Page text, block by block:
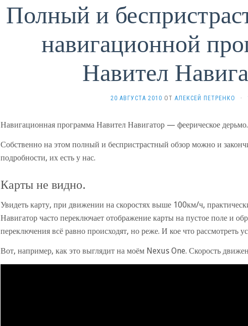
Полный и
навигационной
Навител
20 АВГУСТА 2010 ОТ АЛЕКСЕЙ ПЕТРЕНКО ·
Навигационная программа Навител Навигатор — феерическое дерьмо.
Собственно на этом полный и беспристрастный обзор можно и
подробности, их есть у нас.
Карты не видно.
Увидеть карту, при движении на скоростях выше 100км/ч,
Навигатор часто переключает отображение карты на пустое поле и
переключения всё равно происходят, но реже. И кое что рассмотреть
Вот, например, как это выглядит на моём Nexus One. Скорость